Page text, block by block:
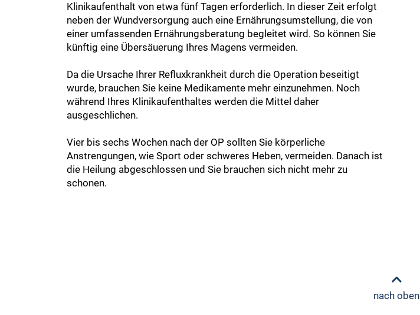
Klinikaufenthalt von etwa fünf Tagen erforderlich. In dieser Zeit erfolgt
neben der Wundversorgung auch eine Ernährungsumstellung, die von
einer umfassenden Ernährungsberatung begleitet wird. So können Sie
künftig eine Übersäuerung Ihres Magens vermeiden.
Da die Ursache Ihrer Refluxkrankheit durch die Operation beseitigt
wurde, brauchen Sie keine Medikamente mehr einzunehmen. Noch
während Ihres Klinikaufenthaltes werden die Mittel daher
ausgeschlichen.
Vier bis sechs Wochen nach der OP sollten Sie körperliche
Anstrengungen, wie Sport oder schweres Heben, vermeiden. Danach ist
die Heilung abgeschlossen und Sie brauchen sich nicht mehr zu
schonen.
nach oben